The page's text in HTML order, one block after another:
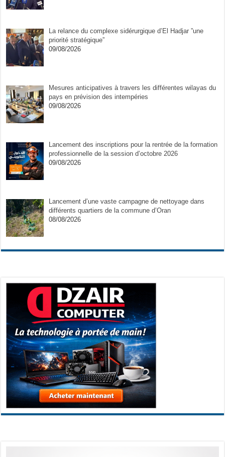
La relance du complexe sidérurgique d’El Hadjar ”une
priorité stratégique”
09/08/2026
Mesures anticipatives à travers les différentes wilayas du
pays en prévision des intempéries
09/08/2026
Lancement des inscriptions pour la rentrée de la formation
professionnelle de la session d’octobre 2026
09/08/2026
Lancement d’une vaste campagne de nettoyage dans
différents quartiers de la commune d’Oran
08/08/2026